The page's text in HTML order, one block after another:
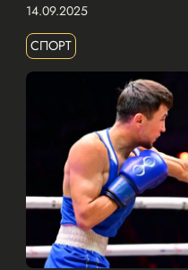
14.09.2025
СПОРТ